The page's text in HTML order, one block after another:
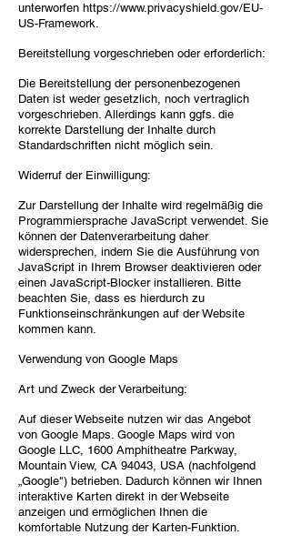
unterworfen https://www.privacyshield.gov/EU-
US-Framework.
Bereitstellung vorgeschrieben oder erforderlich:
Die Bereitstellung der personenbezogenen
Daten ist weder gesetzlich, noch vertraglich
vorgeschrieben. Allerdings kann ggfs. die
korrekte Darstellung der Inhalte durch
Standardschriften nicht möglich sein.
Widerruf der Einwilligung:
Zur Darstellung der Inhalte wird regelmäßig die
Programmiersprache JavaScript verwendet. Sie
können der Datenverarbeitung daher
widersprechen, indem Sie die Ausführung von
JavaScript in Ihrem Browser deaktivieren oder
einen JavaScript-Blocker installieren. Bitte
beachten Sie, dass es hierdurch zu
Funktionseinschränkungen auf der Website
kommen kann.
Verwendung von Google Maps
Art und Zweck der Verarbeitung:
Auf dieser Webseite nutzen wir das Angebot
von Google Maps. Google Maps wird von
Google LLC, 1600 Amphitheatre Parkway,
Mountain View, CA 94043, USA (nachfolgend
„Google") betrieben. Dadurch können wir Ihnen
interaktive Karten direkt in der Webseite
anzeigen und ermöglichen Ihnen die
komfortable Nutzung der Karten-Funktion.